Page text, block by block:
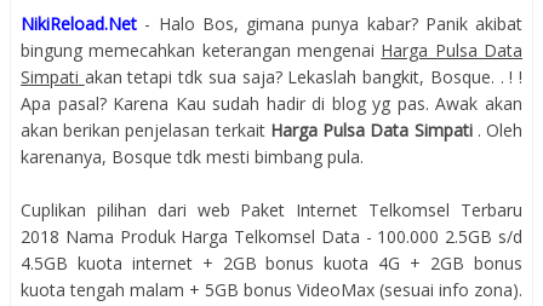
NikiReload.Net - Halo Bos, gimana punya kabar? Panik akibat
bingung memecahkan keterangan mengenai Harga Pulsa Data
Simpati akan tetapi tdk sua saja? Lekaslah bangkit, Bosque. . ! !
Apa pasal? Karena Kau sudah hadir di blog yg pas. Awak akan
akan berikan penjelasan terkait Harga Pulsa Data Simpati . Oleh
karenanya, Bosque tdk mesti bimbang pula.
Cuplikan pilihan dari web Paket Internet Telkomsel Terbaru
2018 Nama Produk Harga Telkomsel Data - 100.000 2.5GB s/d
4.5GB kuota internet + 2GB bonus kuota 4G + 2GB bonus
kuota tengah malam + 5GB bonus VideoMax (sesuai info zona).